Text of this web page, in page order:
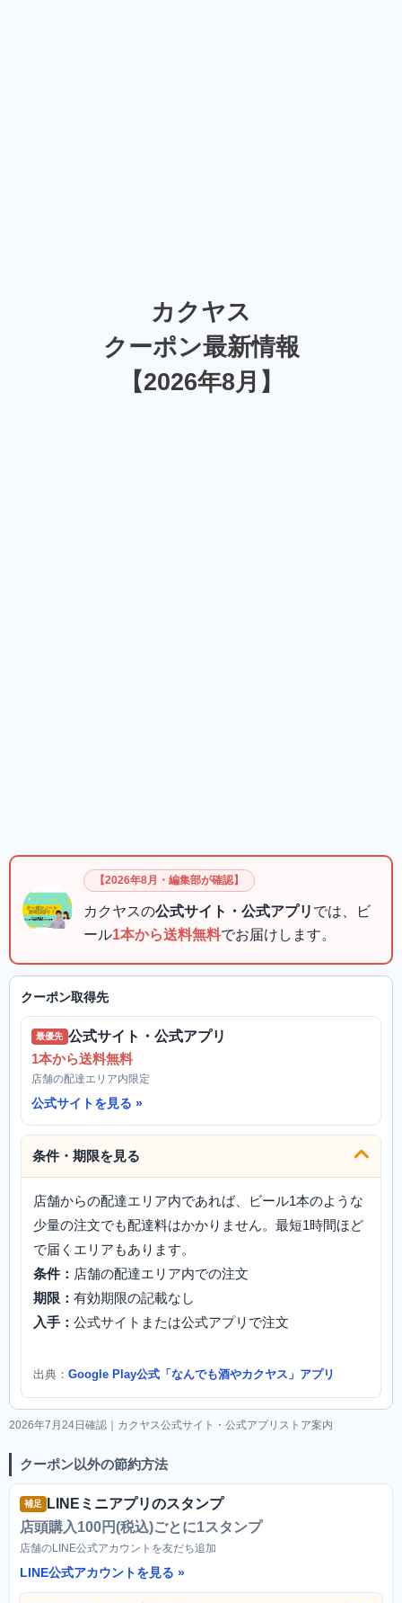
カクヤス
クーポン最新情報
【2026年8月】
【2026年8月・編集部が確認】
カクヤスの公式サイト・公式アプリ では、ビ
ール1本から送料無料でお届けします。
クーポン取得先
最優先 公式サイト・公式アプリ
1本から送料無料
店舗の配達エリア内限定
公式サイトを見る
条件・期限を見る
店舗からの配達エリア内であれば、ビール1本のような
少量の注文でも配達料はかかりません。最短1時間ほど
で届くエリアもあります。
条件： 店舗の配達エリア内での注文
期限： 有効期限の記載なし
入手： 公式サイトまたは公式アプリで注文
出典： Google Play公式「なんでも酒やカクヤス」アプリ
2026年7月24日確認｜カクヤス公式サイト・公式アプリストア案内
クーポン以外の節約方法
補足
LINEミニアプリのスタンプ
店頭購入100円(税込)ごとに1スタンプ
店舗のLINE公式アカウントを友だち追加
LINE公式アカウントを見る